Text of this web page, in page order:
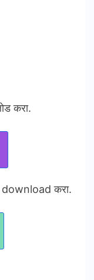
करा.
download करा.